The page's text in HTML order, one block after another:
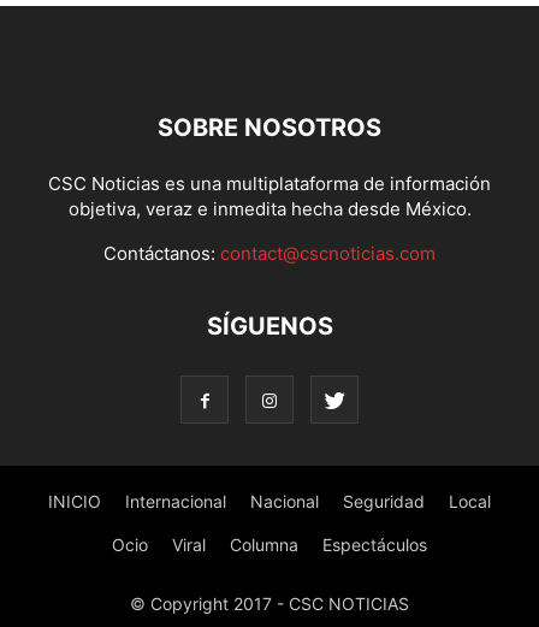
SOBRE NOSOTROS
CSC Noticias es una multiplataforma de información
objetiva, veraz e inmedita hecha desde México.
Contáctanos: contact@cscnoticias.com
SÍGUENOS
INICIO Internacional Nacional Seguridad Local
Ocio Viral Columna Espectáculos
© Copyright 2017 - CSC NOTICIAS